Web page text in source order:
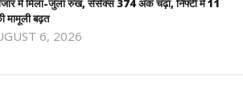
मामूली बढ़त
6, 2026